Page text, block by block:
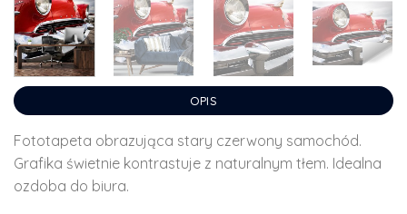
OPIS
Fototapeta obrazująca stary czerwony samochód.
Grafika świetnie kontrastuje z naturalnym tłem. Idealna
ozdoba do biura.